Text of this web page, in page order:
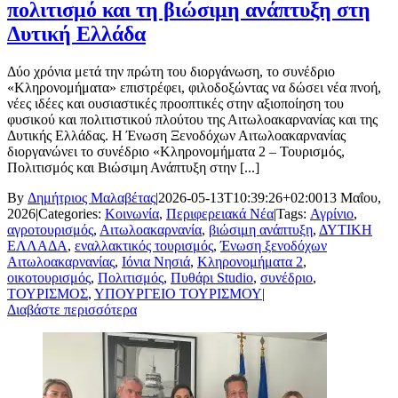
πολιτισμό και τη βιώσιμη ανάπτυξη στη
Δυτική Ελλάδα
Δύο χρόνια μετά την πρώτη του διοργάνωση, το συνέδριο
«Κληρονομήματα» επιστρέφει, φιλοδοξώντας να δώσει νέα πνοή,
νέες ιδέες και ουσιαστικές προοπτικές στην αξιοποίηση του
φυσικού και πολιτιστικού πλούτου της Αιτωλοακαρνανίας και της
Δυτικής Ελλάδας. Η Ένωση Ξενοδόχων Αιτωλοακαρνανίας
διοργανώνει το συνέδριο «Κληρονομήματα 2 – Τουρισμός,
Πολιτισμός και Βιώσιμη Ανάπτυξη στην [...]
By Δημήτριος Μαλαβέτας|2026-05-13T10:39:26+02:0013 Μαΐου,
2026|Categories: Κοινωνία, Περιφερειακά Νέα|Tags: Αγρίνιο,
αγροτουρισμός, Αιτωλοακαρνανία, βιώσιμη ανάπτυξη, ΔΥΤΙΚΗ
ΕΛΛΑΔΑ, εναλλακτικός τουρισμός,Ένωση ξενοδόχων
Αιτωλοακαρνανίας, Ιόνια Νησιά, Κληρονομήματα 2,
οικοτουρισμός, Πολιτισμός, Πυθάρι Studio, συνέδριο,
ΤΟΥΡΙΣΜΟΣ, ΥΠΟΥΡΓΕΙΟ ΤΟΥΡΙΣΜΟΥ|
Διαβάστε περισσότερα